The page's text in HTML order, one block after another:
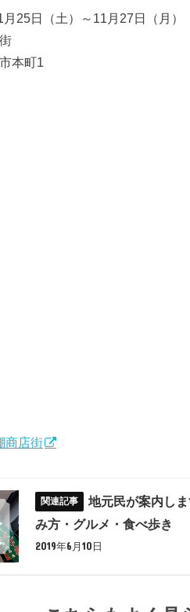
月25日（土）～11月27日（月）
本町1
商店街
地元民が案内し
み方・グルメ・食べ歩き
2019年6月10日